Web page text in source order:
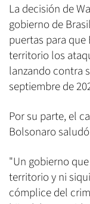
La decisión de
gobierno de
puertas para que
territorio los
lanzando contra
septiembre de
Por su parte, el
Bolsonaro
"Un gobierno
territorio y ni
cómplice del